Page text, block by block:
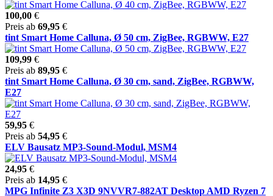
100,00 €
Preis ab 69,95 €
tint Smart Home Calluna, Ø 50 cm, ZigBee, RGBWW, E27
109,99 €
Preis ab 89,95 €
tint Smart Home Calluna, Ø 30 cm, sand, ZigBee, RGBWW,
E27
59,95 €
Preis ab 54,95 €
ELV Bausatz MP3-Sound-Modul, MSM4
24,95 €
Preis ab 14,95 €
MPG Infinite Z3 X3D 9NVVR7-882AT Desktop AMD Ryzen 7